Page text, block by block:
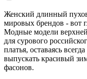
Женский длинный
мировых брендов - вот
Модные модели
для сурового
платья, оставаясь
выпускать красивый
фасонов.